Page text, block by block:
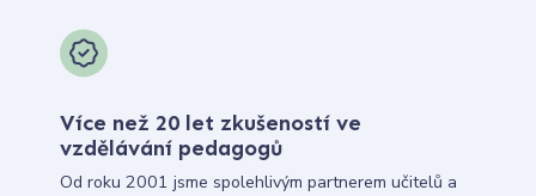
Více než 20 let zkušeností ve
vzdělávání pedagogů
Od roku 2001 jsme spolehlivým partnerem učitelů a